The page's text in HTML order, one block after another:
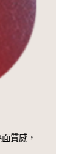
質感，